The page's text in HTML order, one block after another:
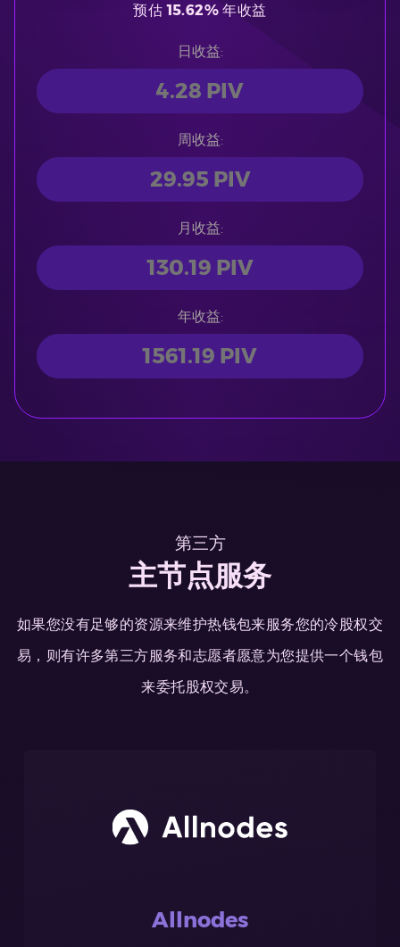
预估15.62% 年收益
日收益:
周收益:
月收益:
年收益:
第三方
主节点服务
如果您没有足够的资源来维护热钱包来服务您的冷股权交
易，则有许多第三方服务和志愿者愿意为您提供一个钱包
来委托股权交易。
Allnodes